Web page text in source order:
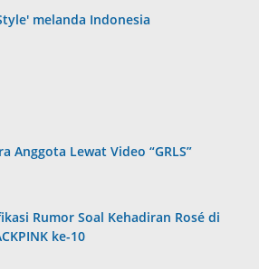
melanda Indonesia
Anggota Lewat Video “GRLS”
Rumor Soal Kehadiran Rosé di
ke-10